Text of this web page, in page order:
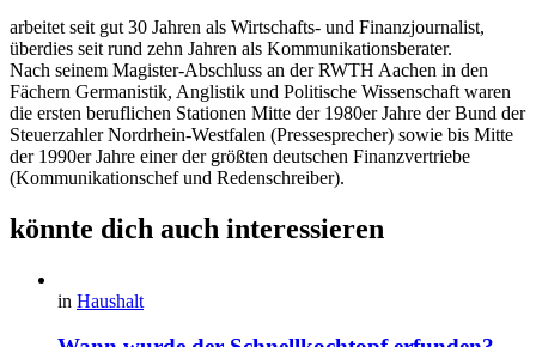
arbeitet seit gut 30 Jahren als Wirtschafts- und Finanzjournalist,
überdies seit rund zehn Jahren als Kommunikationsberater.
Nach seinem Magister-Abschluss an der RWTH Aachen in den
Fächern Germanistik, Anglistik und Politische Wissenschaft waren
die ersten beruflichen Stationen Mitte der 1980er Jahre der Bund der
Steuerzahler Nordrhein-Westfalen (Pressesprecher) sowie bis Mitte
der 1990er Jahre einer der größten deutschen Finanzvertriebe
(Kommunikationschef und Redenschreiber).
könnte dich auch interessieren
in Haushalt